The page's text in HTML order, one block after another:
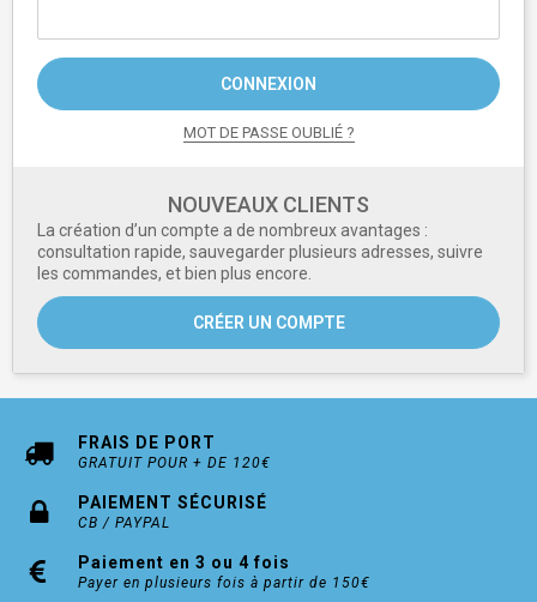
CONNEXION
MOT DE PASSE OUBLIÉ ?
NOUVEAUX CLIENTS
La création d’un compte a de nombreux avantages :
consultation rapide, sauvegarder plusieurs adresses, suivre
les commandes, et bien plus encore.
CRÉER UN COMPTE
FRAIS DE PORT
GRATUIT POUR + DE 120€
PAIEMENT SÉCURISÉ
CB / PAYPAL
Paiement en 3 ou 4 fois
Payer en plusieurs fois à partir de 150€